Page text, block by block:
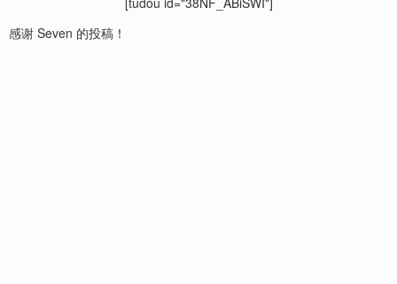
感谢 Seven 的投稿！